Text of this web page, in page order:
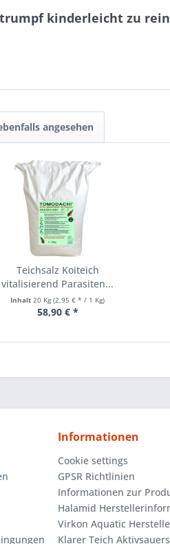
kinderleicht zu
angesehen
Teichsalz Koiteich
vitalisierend Parasiten...
Inhalt20 Kg(2,95 € * / 1 Kg)
58,90 € *
Informationen
Cookie settings
GPSR Richtlinien
Informationen zur
Halamid
Virkon Aquatic
Klarer Teich